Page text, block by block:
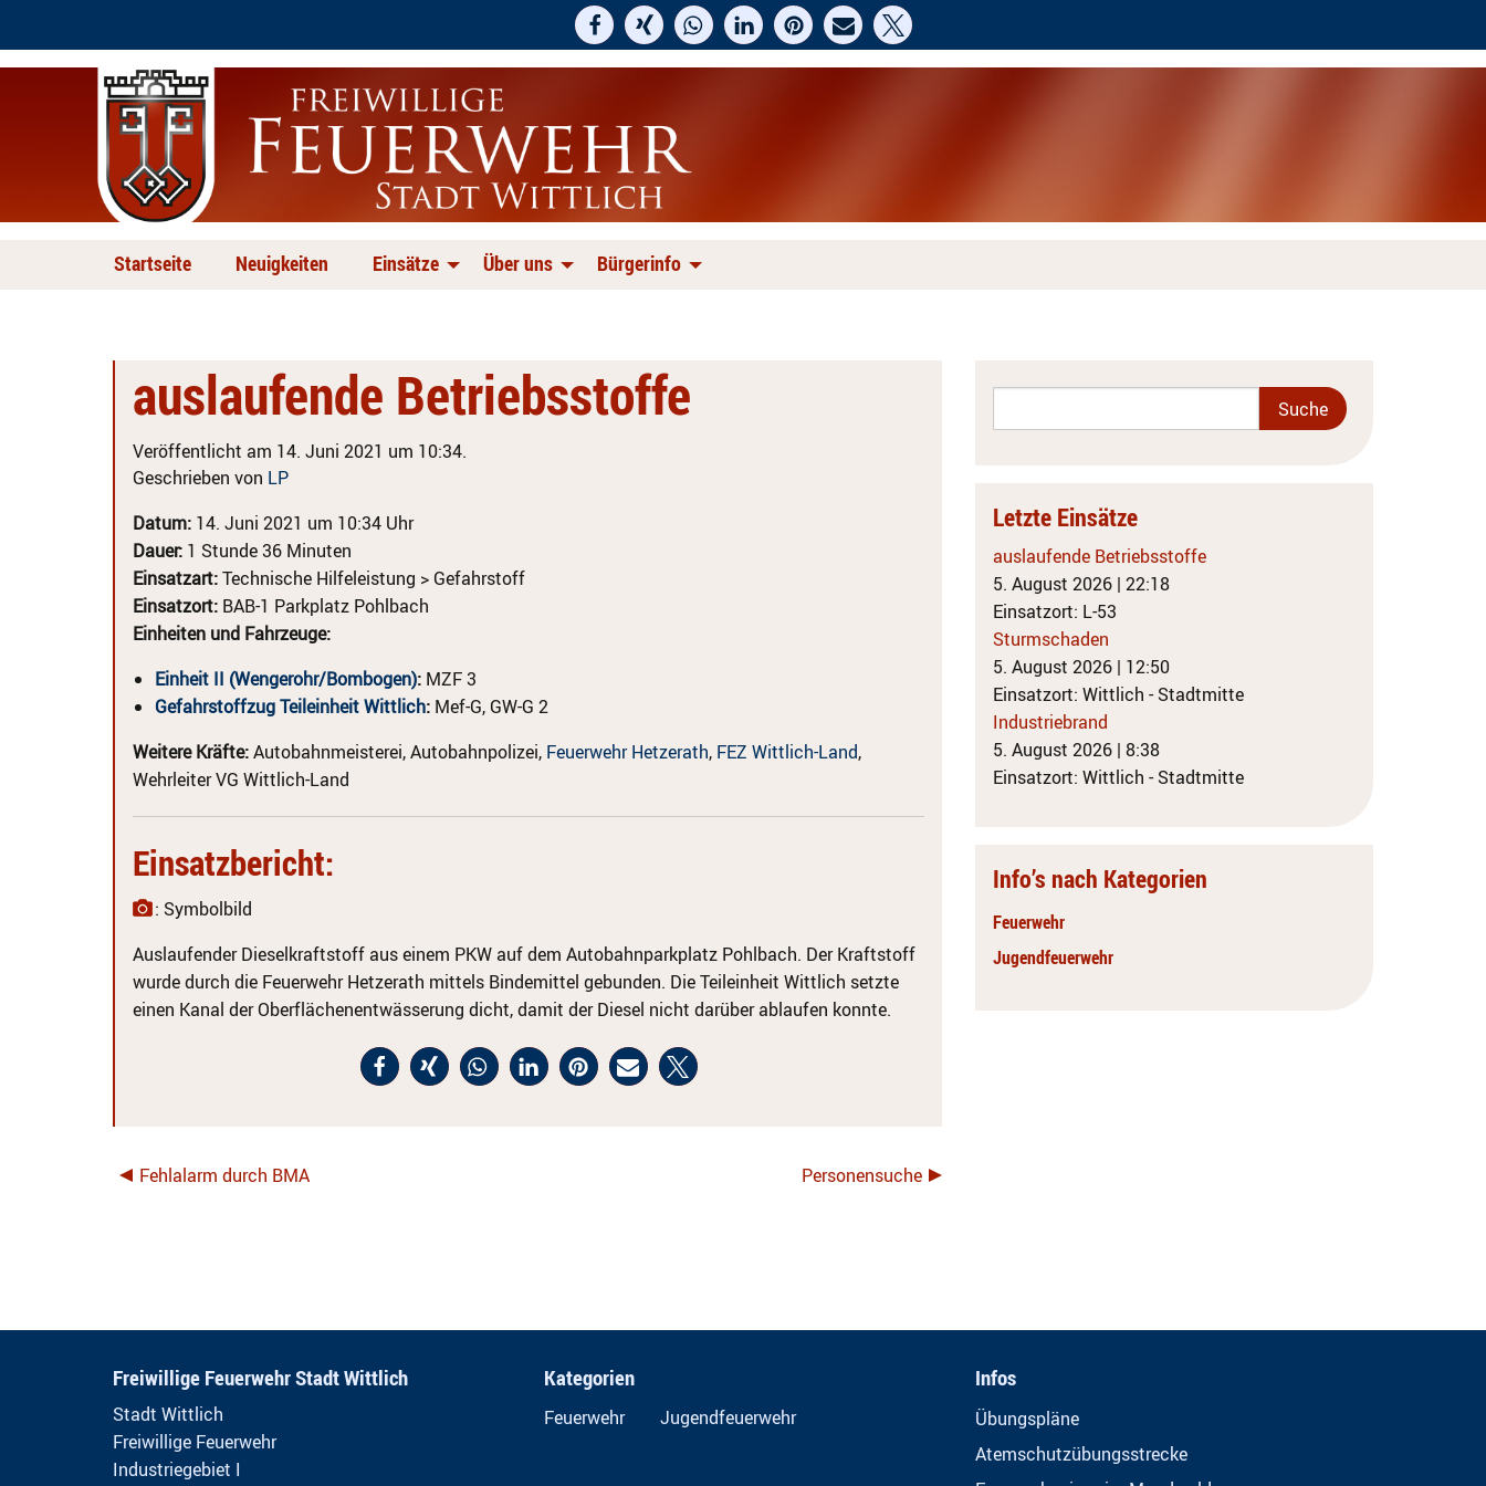
Startseite Neuigkeiten Einsätze Über uns Bürgerinfo
auslaufende Betriebsstoffe
Veröffentlicht am 14. Juni 2021 um 10:34.
Geschrieben von LP
Datum: 14. Juni 2021 um 10:34 Uhr
Dauer: 1 Stunde 36 Minuten
Einsatzart:Technische Hilfeleistung > Gefahrstoff
Einsatzort: BAB-1 Parkplatz Pohlbach
Einheiten und Fahrzeuge:
Einheit II (Wengerohr/Bombogen): MZF 3
Gefahrstoffzug Teileinheit Wittlich: Mef-G, GW-G 2
Weitere Kräfte:Autobahnmeisterei, Autobahnpolizei, Feuerwehr Hetzerath, FEZ Wittlich-Land,
Wehrleiter VG Wittlich-Land
Einsatzbericht:
: Symbolbild
Auslaufender Dieselkraftstoff aus einem PKW auf dem Autobahnparkplatz Pohlbach. Der Kraftstoff
wurde durch die Feuerwehr Hetzerath mittels Bindemittel gebunden. Die Teileinheit Wittlich setzte
einen Kanal der Oberflächenentwässerung dicht, damit der Diesel nicht darüber ablaufen konnte.
Fehlalarm durch BMA Personensuche
Letzte Einsätze
auslaufende Betriebsstoffe
5. August 2026 | 22:18
Einsatzort: L-53
Sturmschaden
5. August 2026 | 12:50
Einsatzort: Wittlich - Stadtmitte
Industriebrand
5. August 2026 | 8:38
Einsatzort: Wittlich - Stadtmitte
Info’s nach Kategorien
Feuerwehr
Jugendfeuerwehr
Freiwillige Feuerwehr Stadt Wittlich
Stadt Wittlich
Freiwillige Feuerwehr
Industriegebiet I
Kategorien
Feuerwehr Jugendfeuerwehr
Infos
Übungspläne
Atemschutzübungsstrecke